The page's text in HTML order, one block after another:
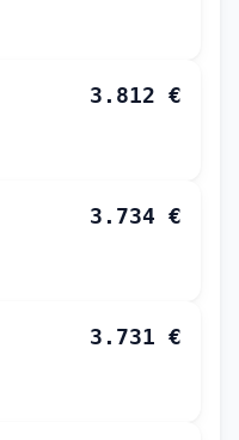
3.812 €
3.734 €
3.731 €